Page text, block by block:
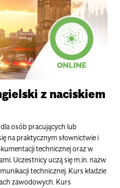
z naciskiem
osób pracujących lub
na praktycznym słownictwie i
technicznej oraz w
Uczestnicy uczą się m.in. nazw
technicznej. Kurs kładzie
zawodowych. Kurs